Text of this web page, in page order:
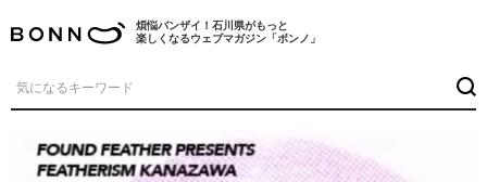
煩悩バンザイ！石川県がもっと
楽しくなるウェブマガジン「ボンノ」